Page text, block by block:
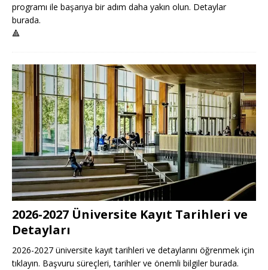
programı ile başarıya bir adım daha yakın olun. Detaylar
burada.
🔺
2026-2027 Üniversite Kayıt Tarihleri ve
Detayları
2026-2027 üniversite kayıt tarihleri ve detaylarını öğrenmek için
tıklayın. Başvuru süreçleri, tarihler ve önemli bilgiler burada.